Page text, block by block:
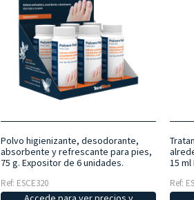
Polvo higienizante, desodorante,
absorbente y refrescante para pies,
75 g. Expositor de 6 unidades.
Ref: ESCE320
15
Ref: